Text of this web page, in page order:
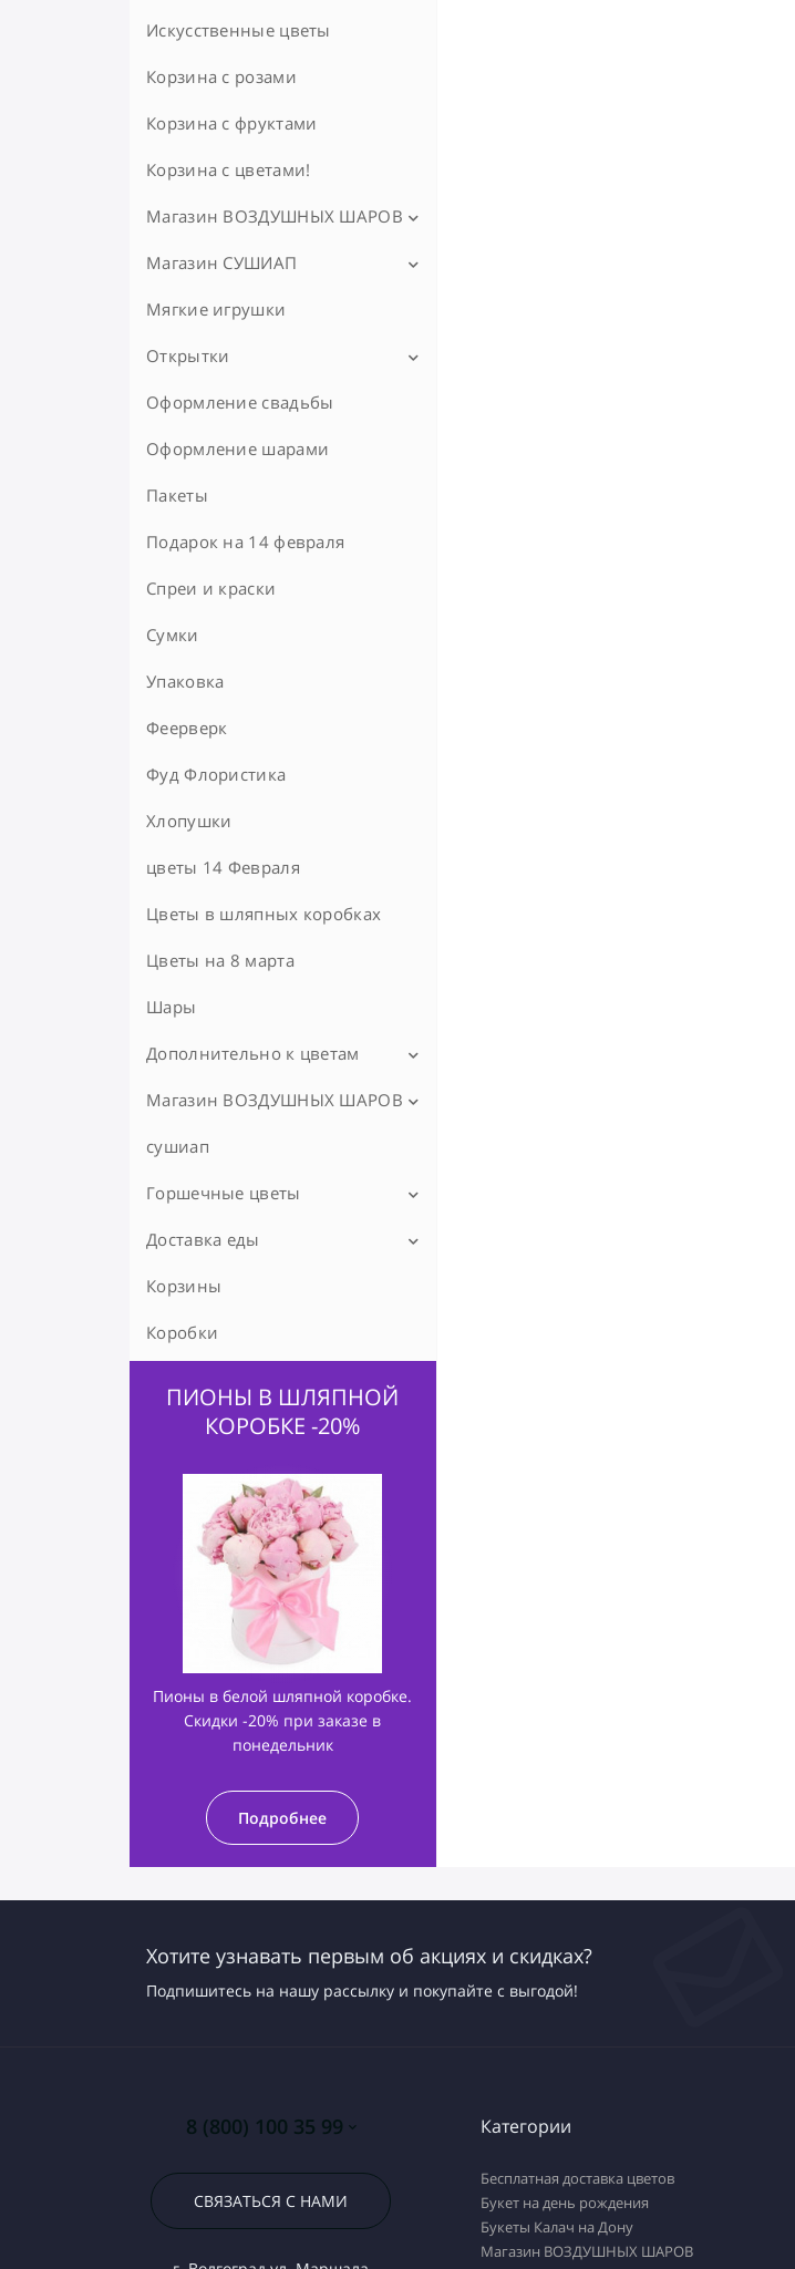
Искусственные цветы
Корзина с розами
Корзина с фруктами
Корзина с цветами!
Магазин ВОЗДУШНЫХ ШАРОВ
Воздушные шары Калач на
Магазин СУШИАП
Бургеры
Бургеры
Вок
Десерты
Дессерты
Детское меню
Доставка
Мягкие игрушки
Открытки
Конверт для денег
Оформление свадьбы
Оформление шарами
Пакеты
Подарок на 14 февраля
Спреи и краски
Сумки
Упаковка
Феерверк
Фуд Флористика
Хлопушки
цветы 14 Февраля
Цветы в шляпных коробках
Цветы на 8 марта
Шары
Дополнительно к цветам
Мягкие игрушки
Топерры
Ленты
Вазы
Магазин ВОЗДУШНЫХ ШАРОВ
Букет на Рождение ребенка
День Матери цветы
День рождения цветы
Свидание цветы
сушиап
Горшечные цветы
Горшечка
Вьющиеся
До 50 см.
Орхидеи
От 60 до 100 см.
Фикусы
Цветущие растения
Экзотические растения
Доставка еды
Всё для шашлыка
Корзины
Коробки
ПИОНЫ В ШЛЯПНОЙ
КОРОБКЕ -20%
Пионы в белой шляпной коробке.
Скидки -20% при заказе в
понедельник
Подробнее
Хотите узнавать первым об акциях и скидках?
Подпишитесь на нашу рассылку и покупайте с выгодой!
8 (800) 100 35 99
СВЯЗАТЬСЯ С НАМИ
Категории
Бесплатная доставка цветов
Букет на день рождения
Букеты Калач на Дону
Магазин ВОЗДУШНЫХ ШАРОВ